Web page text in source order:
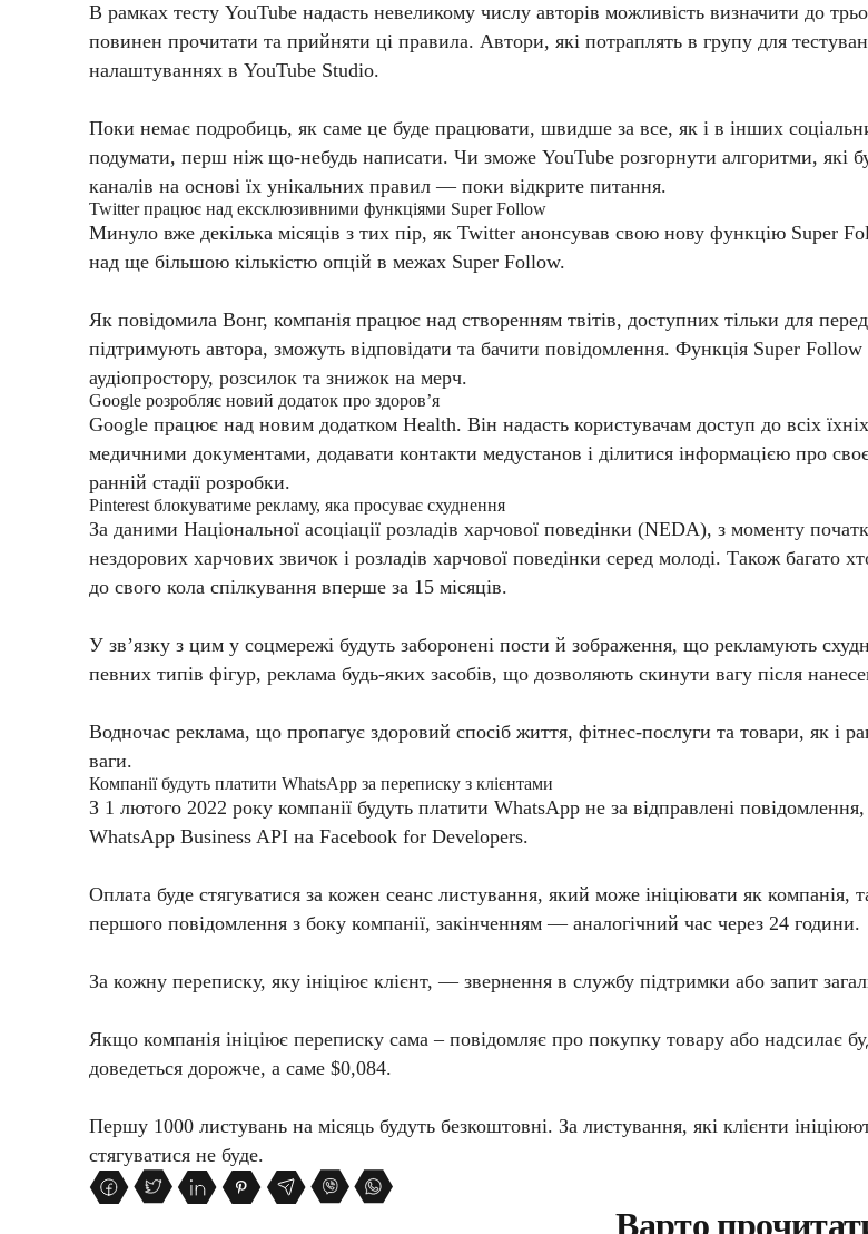
В рамках тесту YouTube надасть невеликому числу авторів можливість визначити до
повинен прочитати та прийняти ці правила. Автори, які потраплять в групу для
налаштуваннях в YouTube Studio.
Поки немає подробиць, як саме це буде працювати, швидше за все, як і в інших
подумати, перш ніж що-небудь написати. Чи зможе YouTube розгорнути алгоритми, які
каналів на основі їх унікальних правил — поки відкрите питання.
Twitter працює над ексклюзивними функціями Super Follow
Минуло вже декілька місяців з тих пір, як Twitter анонсував свою нову функцію Super
над ще більшою кількістю опцій в межах Super Follow.
Як повідомила Вонг, компанія працює над створенням твітів, доступних тільки для
підтримують автора, зможуть відповідати та бачити повідомлення. Функція Super
аудіопростору, розсилок та знижок на мерч.
Google розробляє новий додаток про здоров’я
Google працює над новим додатком Health. Він надасть користувачам доступ до всіх
медичними документами, додавати контакти медустанов і ділитися інформацією про
ранній стадії розробки.
Pinterest блокуватиме рекламу, яка просуває схуднення
За даними Національної асоціації розладів харчової поведінки (NEDA), з моменту
нездорових харчових звичок і розладів харчової поведінки серед молоді. Також багато
до свого кола спілкування вперше за 15 місяців.
У зв’язку з цим у соцмережі будуть заборонені пости й зображення, що рекламують
певних типів фігур, реклама будь-яких засобів, що дозволяють скинути вагу після
Водночас реклама, що пропагує здоровий спосіб життя, фітнес-послуги та товари, як і
ваги.
Компанії будуть платити WhatsApp за переписку з клієнтами
З 1 лютого 2022 року компанії будуть платити WhatsApp не за відправлені
WhatsApp Business API на Facebook for Developers.
Оплата буде стягуватися за кожен сеанс листування, який може ініціювати як компанія,
першого повідомлення з боку компанії, закінченням — аналогічний час через 24 години.
За кожну переписку, яку ініціює клієнт, — звернення в службу підтримки або запит
Якщо компанія ініціює переписку сама – повідомляє про покупку товару або надсилає
доведеться дорожче, а саме $0,084.
Першу 1000 листувань на місяць будуть безкоштовні. За листування, які клієнти
стягуватися не буде.
Варто